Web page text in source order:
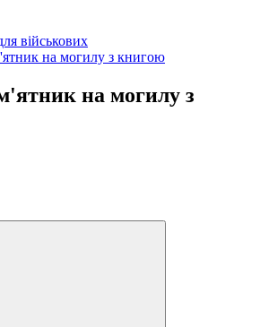
військових
на могилу з книгою
на могилу з